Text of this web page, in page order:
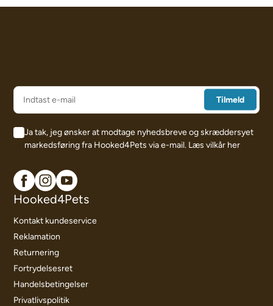
Ja tak, jeg ønsker at modtage nyhedsbreve og skræddersyet
markedsføring fra Hooked4Pets via e-mail. Læs vilkår her
Hooked4Pets
Kontakt kundeservice
Reklamation
Returnering
Fortrydelsesret
Handelsbetingelser
Privatlivspolitik